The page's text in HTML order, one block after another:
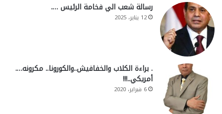
رسالة شعب الي فخامة الرئيس ….
12 يناير، 2025
. براءة الكلاب والخفافيش..والكورونا.. مكرونه….
أمريكي..!!!
6 فبراير، 2020